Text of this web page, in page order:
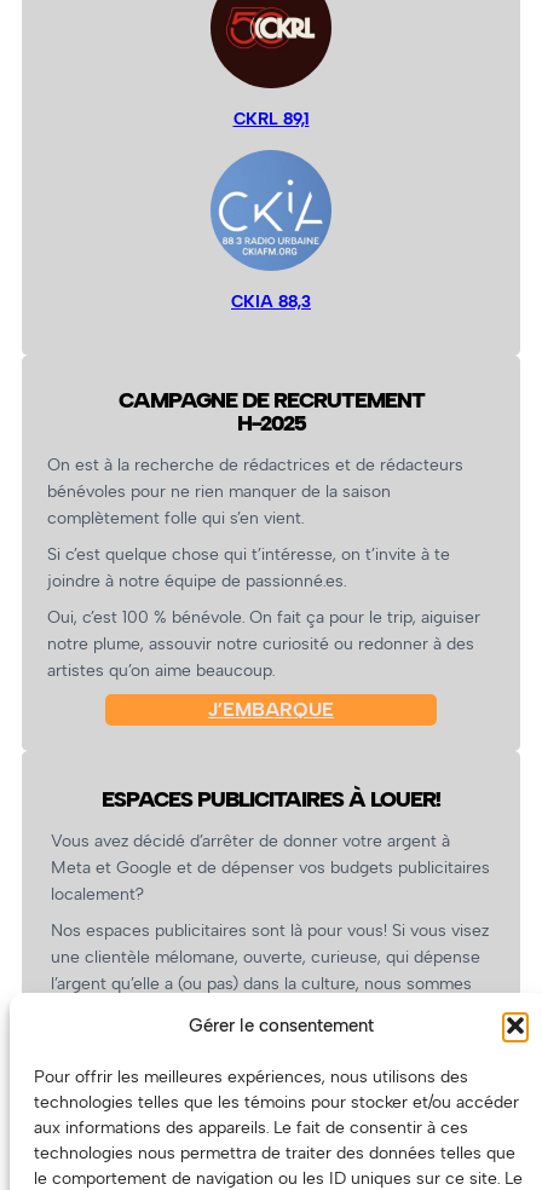
Gérer le consentement
Pour offrir les meilleures expériences, nous utilisons des
technologies telles que les témoins pour stocker et/ou accéder
aux informations des appareils. Le fait de consentir à ces
technologies nous permettra de traiter des données telles que
le comportement de navigation ou les ID uniques sur ce site. Le
CKRL 89,1
CKIA 88,3
CAMPAGNE DE RECRUTEMENT
H-2025
On est à la recherche de rédactrices et de rédacteurs
bénévoles pour ne rien manquer de la saison
complètement folle qui s’en vient.
Si c’est quelque chose qui t’intéresse, on t’invite à te
joindre à notre équipe de passionné.es.
Oui, c’est 100 % bénévole. On fait ça pour le trip, aiguiser
notre plume, assouvir notre curiosité ou redonner à des
artistes qu’on aime beaucoup.
J’EMBARQUE
ESPACES PUBLICITAIRES À LOUER!
Vous avez décidé d’arrêter de donner votre argent à
Meta et Google et de dépenser vos budgets publicitaires
localement?
Nos espaces publicitaires sont là pour vous! Si vous visez
une clientèle mélomane, ouverte, curieuse, qui dépense
l’argent qu’elle a (ou pas) dans la culture, nous sommes
revient.
(Oui, on va avoir des tarifs spéciaux pour vous, les
artistes!)